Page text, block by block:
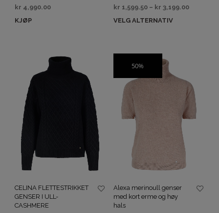
kr 4,990.00
KJØP
kr 1,599.50– kr 3,199.00
VELG ALTERNATIV
CELINA FLETTESTRIKKET
GENSER I ULL-
CASHMERE
50%
SALG
Alexa merinoull genser
med kort erme og høy
hals